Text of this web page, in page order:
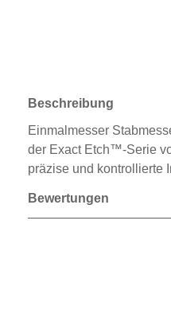
Beschreibung
Einmalmesser
der Exact Etch™-Serie
präzise und kontrollierte
Bewertungen